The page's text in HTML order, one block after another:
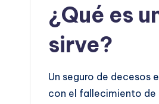
¿Qué es
sirve?
Un seguro de decesos
con el fallecimiento de